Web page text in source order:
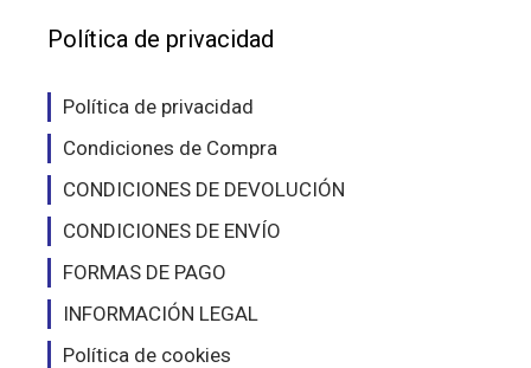
Política de privacidad
Política de privacidad
Condiciones de Compra
CONDICIONES DE DEVOLUCIÓN
CONDICIONES DE ENVÍO
FORMAS DE PAGO
INFORMACIÓN LEGAL
Política de cookies